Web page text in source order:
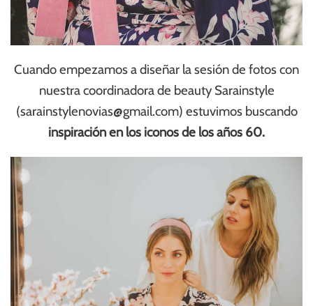
Cuando empezamos a diseñar la sesión de fotos con
nuestra coordinadora de beauty Sarainstyle
(sarainstylenovias@gmail.com) estuvimos buscando
inspiración en los iconos de los años 60.